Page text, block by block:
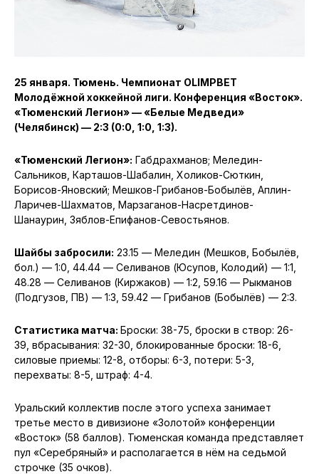
25 января. Тюмень. Чемпионат OLIMPBET
Молодёжной хоккейной лиги. Конференция «Восток».
«Тюменский Легион» — «Белые Медведи»
(Челябинск) — 2:3 (0:0, 1:0, 1:3).
«Тюменский Легион»: Габдрахманов; Меледин-
Сальников, Карташов-Шабалин, Холиков-Сюткин,
Борисов-Яновский; Мешков-Грибанов-Бобылёв, Аплин-
Ларичев-Шахматов, Марзаганов-Насретдинов-
Шанаурин, Зяблов-Епифанов-Севостьянов.
Шайбы забросили: 23.15 — Меледин (Мешков, Бобылёв,
бол.) — 1:0, 44.44 — Селиванов (Юсупов, Колодий) — 1:1,
48.28 — Селиванов (Киржаков) — 1:2, 59.16 — Рыкманов
(Подгузов, ПВ) — 1:3, 59.42 — Грибанов (Бобылёв) — 2:3.
Статистика матча: Броски: 38-75, броски в створ: 26-
39, вбрасывания: 32-30, блокированные броски: 18-6,
силовые приемы: 12-8, отборы: 6-3, потери: 5-3,
перехваты: 8-5, штраф: 4-4.
Уральский коллектив после этого успеха занимает
третье место в дивизионе «Золотой» конференции
«Восток» (58 баллов). Тюменская команда представляет
пул «Серебряный» и располагается в нём на седьмой
строчке (35 очков).